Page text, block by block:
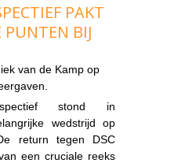
PAKT
PUNTEN BIJ
van de Kamp op
stond in
wedstrijd op
return tegen DSC
een cruciale reeks